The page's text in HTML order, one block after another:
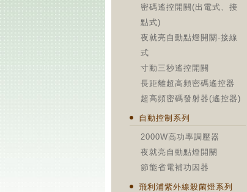
密碼遙控開關(出電式、接
點式)
夜就亮自動點燈開關-接線
式
寸動三秒遙控開關
長距離超高頻密碼遙控器
超高頻密碼發射器(遙控器)
自動控制系列
2000W高功率調壓器
夜就亮自動點燈開關
節能省電補功因器
飛利浦紫外線殺菌燈系列